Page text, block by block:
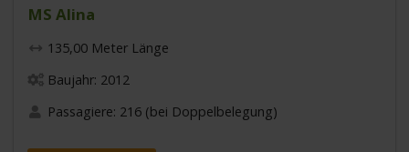
MS Alina
135,00 Meter Länge
Baujahr: 2012
Passagiere: 216 (bei Doppelbelegung)